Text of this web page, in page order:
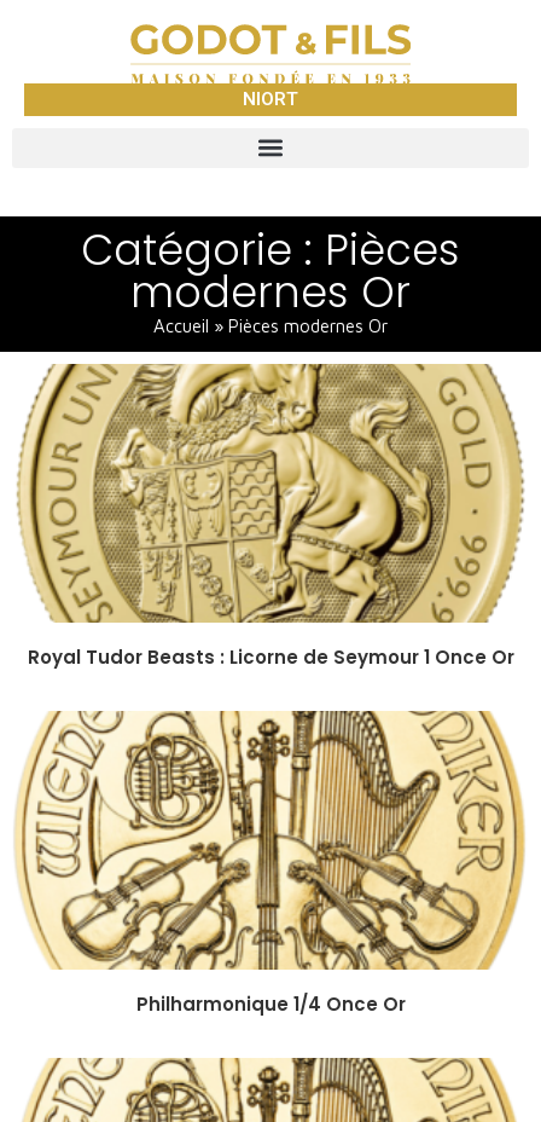
NIORT
Catégorie : Pièces
modernes Or
Accueil » Pièces modernes Or
Royal Tudor Beasts : Licorne de Seymour 1 Once Or
Philharmonique 1/4 Once Or